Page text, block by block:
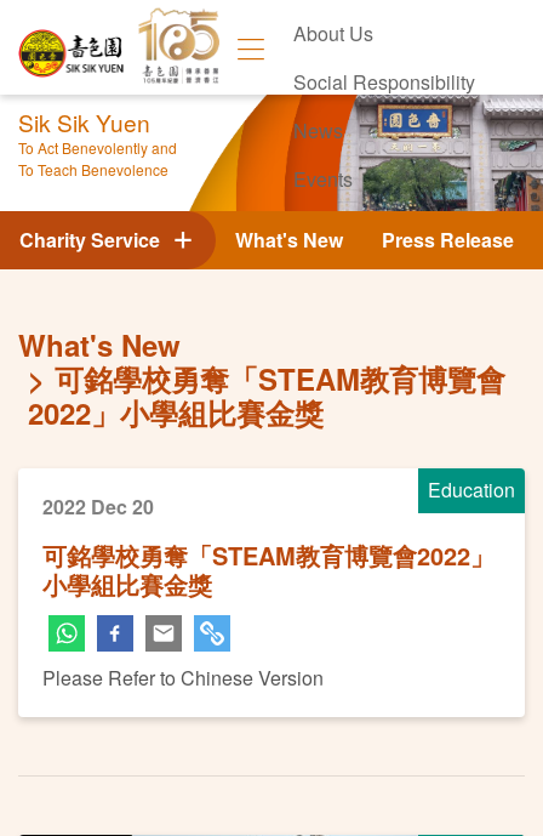
About Us
Social Responsibility
News
Events
Contact Us
Sik Sik Yuen
To Act Benevolently and
To Teach Benevolence
What's New Press Release
Charity Service
What's New
可銘學校勇奪「STEAM教育博覽會
2022」小學組比賽金獎
Education
2022 Dec 20
可銘學校勇奪「STEAM教育博覽會2022」
小學組比賽金獎
Please Refer to Chinese Version